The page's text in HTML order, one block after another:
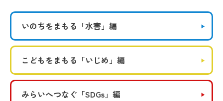
いのちをまもる 「水害」編
こどもをまもる 「いじめ」編
みらいへつなぐ 「SDGs」編